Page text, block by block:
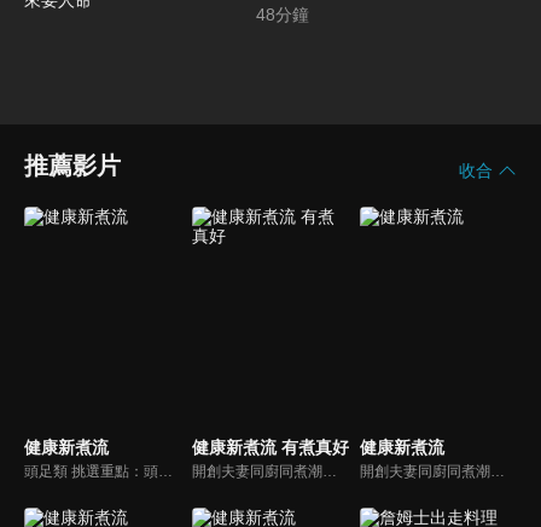
48分鐘
推薦影片 收合
健康新煮流 健康新煮流 有煮真好
開創夫妻同廚同煮潮流的KC夫婦，繼《健康醫食代》後，走出攝影棚，帶大家全台走透透，發掘上帝賞賜的美味食材，內容融合新加坡南洋風和客家純樸味，加上台灣獨特的閩南風情，互相激盪交織出的火花，打造出獨一無二的美食節目。
健康新煮流
開創夫妻同廚同煮潮流的KC夫婦，繼《健康醫食代》後，走出攝影棚，帶大家全台走透透，發掘上帝賞賜的美味食材，內容融合新加坡南洋風和客家純樸味，加上台灣獨特的閩南風情，互相激盪交織出的火花，打造出獨一無二的美食節目。